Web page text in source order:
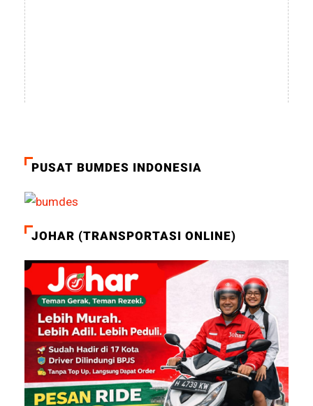
PUSAT BUMDES INDONESIA
JOHAR (TRANSPORTASI ONLINE)